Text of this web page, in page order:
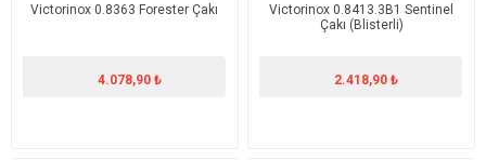
Victorinox 0.8363 Forester Çakı
4.078,90 ₺
Victorinox 0.8413.3B1 Sentinel
Çakı (Blisterli)
2.418,90 ₺